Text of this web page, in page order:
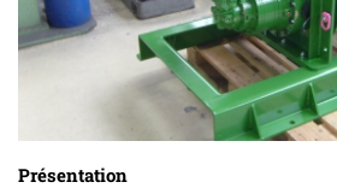
Présentation